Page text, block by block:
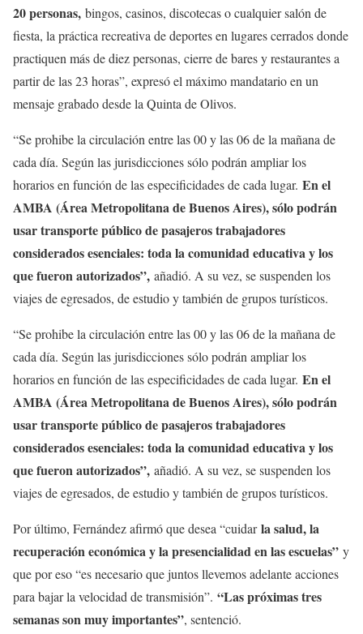
20 personas, bingos, casinos, discotecas o cualquier salón de
fiesta, la práctica recreativa de deportes en lugares cerrados donde
practiquen más de diez personas, cierre de bares y restaurantes a
partir de las 23 horas”, expresó el máximo mandatario en un
mensaje grabado desde la Quinta de Olivos.
“Se prohibe la circulación entre las 00 y las 06 de la mañana de
cada día. Según las jurisdicciones sólo podrán ampliar los
horarios en función de las especificidades de cada lugar. En el
AMBA (Área Metropolitana de Buenos Aires), sólo podrán
usar transporte público de pasajeros trabajadores
considerados esenciales: toda la comunidad educativa y los
que fueron autorizados”, añadió. A su vez, se suspenden los
viajes de egresados, de estudio y también de grupos turísticos.
“Se prohibe la circulación entre las 00 y las 06 de la mañana de
cada día. Según las jurisdicciones sólo podrán ampliar los
horarios en función de las especificidades de cada lugar. En el
AMBA (Área Metropolitana de Buenos Aires), sólo podrán
usar transporte público de pasajeros trabajadores
considerados esenciales: toda la comunidad educativa y los
que fueron autorizados”, añadió. A su vez, se suspenden los
viajes de egresados, de estudio y también de grupos turísticos.
Por último, Fernández afirmó que desea “cuidarla salud, la
recuperación económica y la presencialidad en las escuelas” y
que por eso “es necesario que juntos llevemos adelante acciones
para bajar la velocidad de transmisión”. “Las próximas tres
semanas son muy importantes”, sentenció.